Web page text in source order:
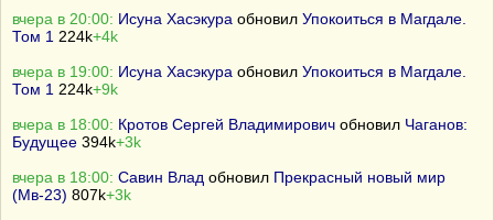
вчера в 20:00: Исуна Хасэкура обновил Упокоиться в Магдале.
Том 1 224k+4k
вчера в 19:00: Исуна Хасэкура обновил Упокоиться в Магдале.
Том 1 224k+9k
вчера в 18:00: Кротов Сергей Владимирович обновил Чаганов:
Будущее 394k+3k
вчера в 18:00: Савин Влад обновил Прекрасный новый мир
(Мв-23) 807k+3k